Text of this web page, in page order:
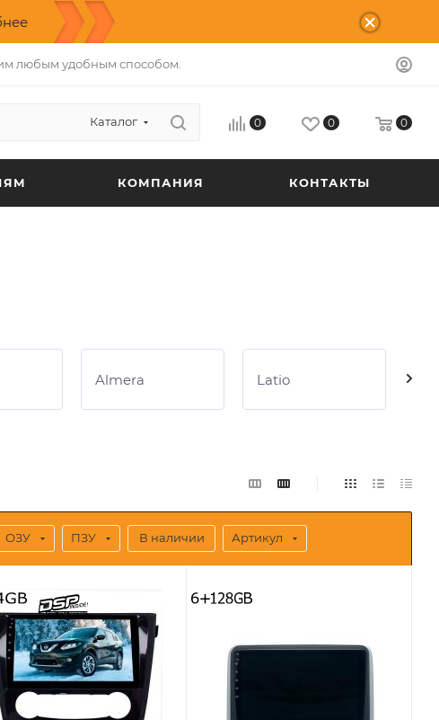
любым удобным способом.
Каталог 0 0 0
КОМПАНИЯ КОНТАКТЫ
Almera Latio
ОЗУ ПЗУ В наличии Артикул